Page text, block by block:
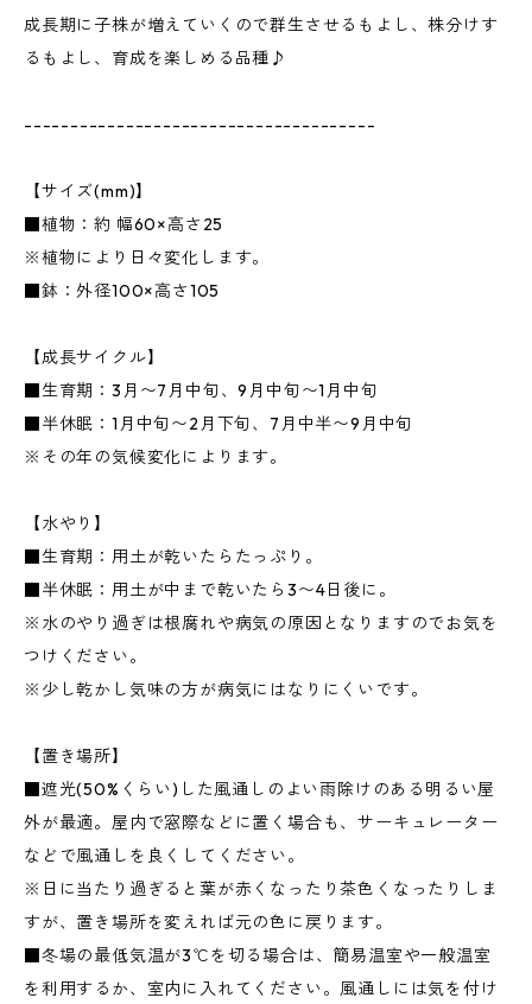
成長期に子株が増えていくので群生させるもよし、株分けす
るもよし、育成を楽しめる品種♪
--------------------------------------
【サイズ(mm)】
■植物：約 幅60×高さ25
※植物により日々変化します。
■鉢：外径100×高さ105
【成長サイクル】
■生育期：3月〜7月中旬、9月中旬〜1月中旬
■半休眠：1月中旬〜2月下旬、7月中半〜9月中旬
※その年の気候変化によります。
【水やり】
■生育期：用土が乾いたらたっぷり。
■半休眠：用土が中まで乾いたら3〜4日後に。
※水のやり過ぎは根腐れや病気の原因となりますのでお気を
つけください。
※少し乾かし気味の方が病気にはなりにくいです。
【置き場所】
■遮光(50%くらい)した風通しのよい雨除けのある明るい屋
外が最適。屋内で窓際などに置く場合も、サーキュレーター
などで風通しを良くしてください。
※日に当たり過ぎると葉が赤くなったり茶色くなったりしま
すが、置き場所を変えれば元の色に戻ります。
■冬場の最低気温が3℃を切る場合は、簡易温室や一般温室
を利用するか、室内に入れてください。風通しには気を付け